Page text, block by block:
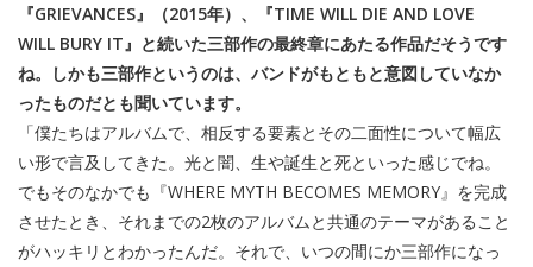
『GRIEVANCES』（2015年）、『TIME WILL DIE AND LOVE
WILL BURY IT』と続いた三部作の最終章にあたる作品だそうです
ね。しかも三部作というのは、バンドがもともと意図していなか
ったものだとも聞いています。
「僕たちはアルバムで、相反する要素とその二面性について幅広
い形で言及してきた。光と闇、生や誕生と死といった感じでね。
でもそのなかでも『WHERE MYTH BECOMES MEMORY』を完成
させたとき、それまでの2枚のアルバムと共通のテーマがあること
がハッキリとわかったんだ。それで、いつの間にか三部作になっ